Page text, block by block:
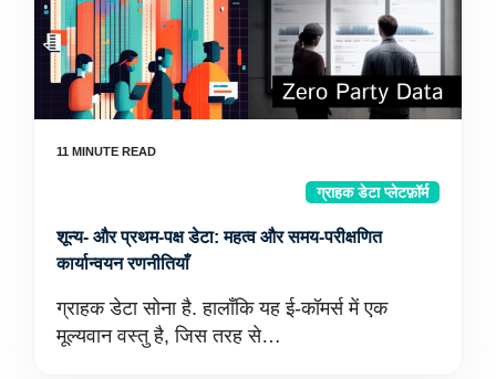
ग्राहक डेटा प्लेटफ़ॉर्म
शून्य- और प्रथम-पक्ष डेटा: महत्व और समय-परीक्षणित
कार्यान्वयन रणनीतियाँ
ग्राहक डेटा सोना है. हालाँकि यह ई-कॉमर्स में एक
मूल्यवान वस्तु है, जिस तरह से…